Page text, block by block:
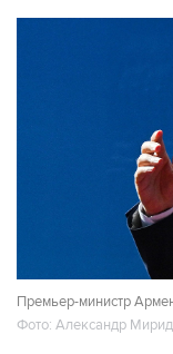
Премьер-министр
Фото: Александр